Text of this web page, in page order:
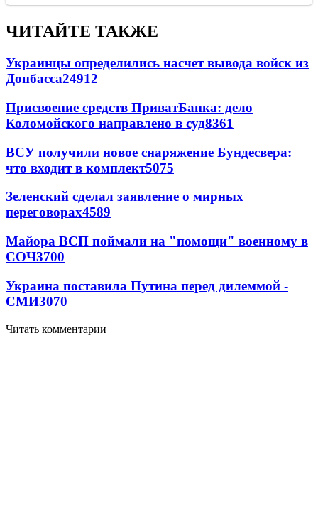
ЧИТАЙТЕ ТАКЖЕ
Украинцы определились насчет вывода войск из
Донбасса24912
Присвоение средств ПриватБанка: дело
Коломойского направлено в суд8361
ВСУ получили новое снаряжение Бундесвера:
что входит в комплект5075
Зеленский сделал заявление о мирных
переговорах4589
Майора ВСП поймали на "помощи" военному в
СОЧ3700
Украина поставила Путина перед дилеммой -
СМИ3070
Читать комментарии